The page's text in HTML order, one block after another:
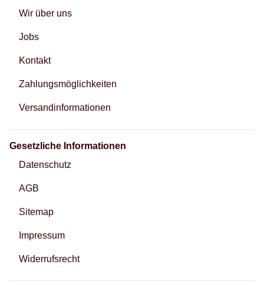
Wir über uns
Jobs
Kontakt
Zahlungsmöglichkeiten
Versandinformationen
Gesetzliche Informationen
Datenschutz
AGB
Sitemap
Impressum
Widerrufsrecht